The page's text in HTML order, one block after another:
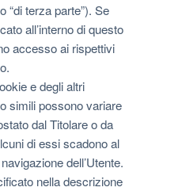
“di terza parte”). Se
all’interno di questo
accesso ai rispettivi
e degli altri
simili possono variare
dal Titolare o da
di essi scadono al
dell’Utente.
nella descrizione